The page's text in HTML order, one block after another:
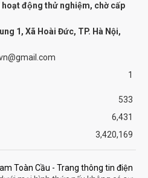
động thử nghiệm, chờ cấp
1, Xã Hoài Đức, TP. Hà Nội,
1
533
6,431
3,420,169
Toàn Cầu - Trang thông tin điện